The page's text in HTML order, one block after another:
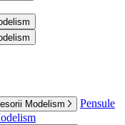
Modelism
Pensule